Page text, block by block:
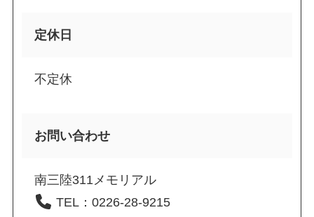
定休日
不定休
お問い合わせ
南三陸311メモリアル
TEL：0226-28-9215